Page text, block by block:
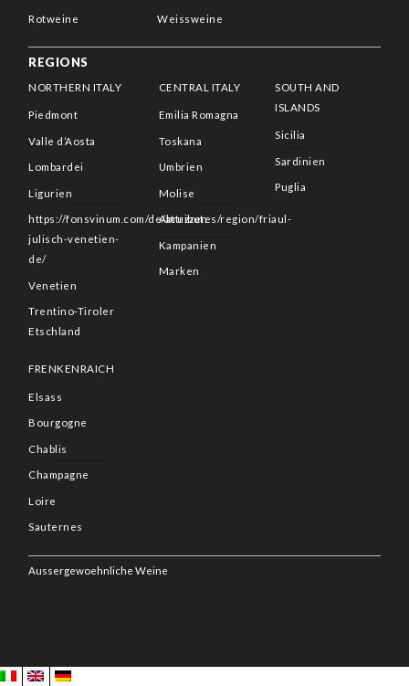
Rotweine Weissweine
REGIONS
NORTHERN ITALY
Piedmont
Valle d’Aosta
Lombardei
Ligurien
https://fonsvinum.com/de/attributes/region/friaul-
julisch-venetien-
de/
Venetien
Trentino-Tiroler
Etschland
CENTRAL ITALY
Emilia Romagna
Toskana
Umbrien
Molise
Abruzzen
Kampanien
Marken
SOUTH AND
ISLANDS
Sicilia
Sardinien
Puglia
FRENKENRAICH
Elsass
Bourgogne
Chablis
Champagne
Loire
Sauternes
Aussergewoehnliche Weine